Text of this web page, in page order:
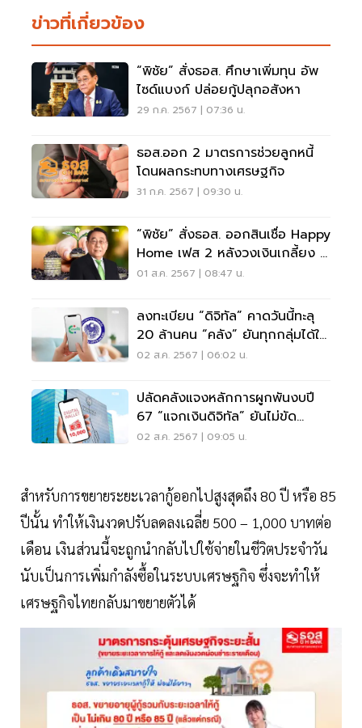
ข่าวที่เกี่ยวข้อง
“พิชัย” สั่งธอส. ศึกษาเพิ่มทุน อัพ
ไซด์แบงก์ ปล่อยกู้ปลุกอสังหา
29 ก.ค. 2567 | 07:36 น.
ธอส.ออก 2 มาตรการช่วยลูกหนี้
โดนผลกระทบทางเศรษฐกิจ
31 ก.ค. 2567 | 09:30 น.
“พิชัย” สั่งธอส. ออกสินเชื่อ Happy
Home เฟส 2 หลังวงเงินเกลี้ยง 2
หมื่นล้าน
01 ส.ค. 2567 | 08:47 น.
ลงทะเบียน “ดิจิทัล” คาดวันนี้ทะลุ
20 ล้านคน “คลัง” ยันทุกกลุ่มได้ใช้
ธ.ค.
02 ส.ค. 2567 | 06:02 น.
ปลัดคลังแจงหลักการผูกพันงบปี
67 “แจกเงินดิจิทัล” ยันไม่ขัด
กฎหมาย
02 ส.ค. 2567 | 09:05 น.
สำหรับการขยายระยะเวลากู้ออกไปสูงสุดถึง 80 ปี หรือ 85
ปีนั้น ทำให้เงินงวดปรับลดลงเฉลี่ย 500 – 1,000 บาทต่อ
เดือน เงินส่วนนี้จะถูกนำกลับไปใช้จ่ายในชีวิตประจำวัน
นับเป็นการเพิ่มกำลังซื้อในระบบเศรษฐกิจ ซึ่งจะทำให้
เศรษฐกิจไทยกลับมาขยายตัวได้